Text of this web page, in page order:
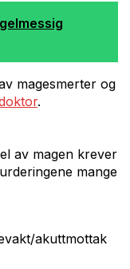
magesmerter og
.
av magen krever
mange
akuttmottak